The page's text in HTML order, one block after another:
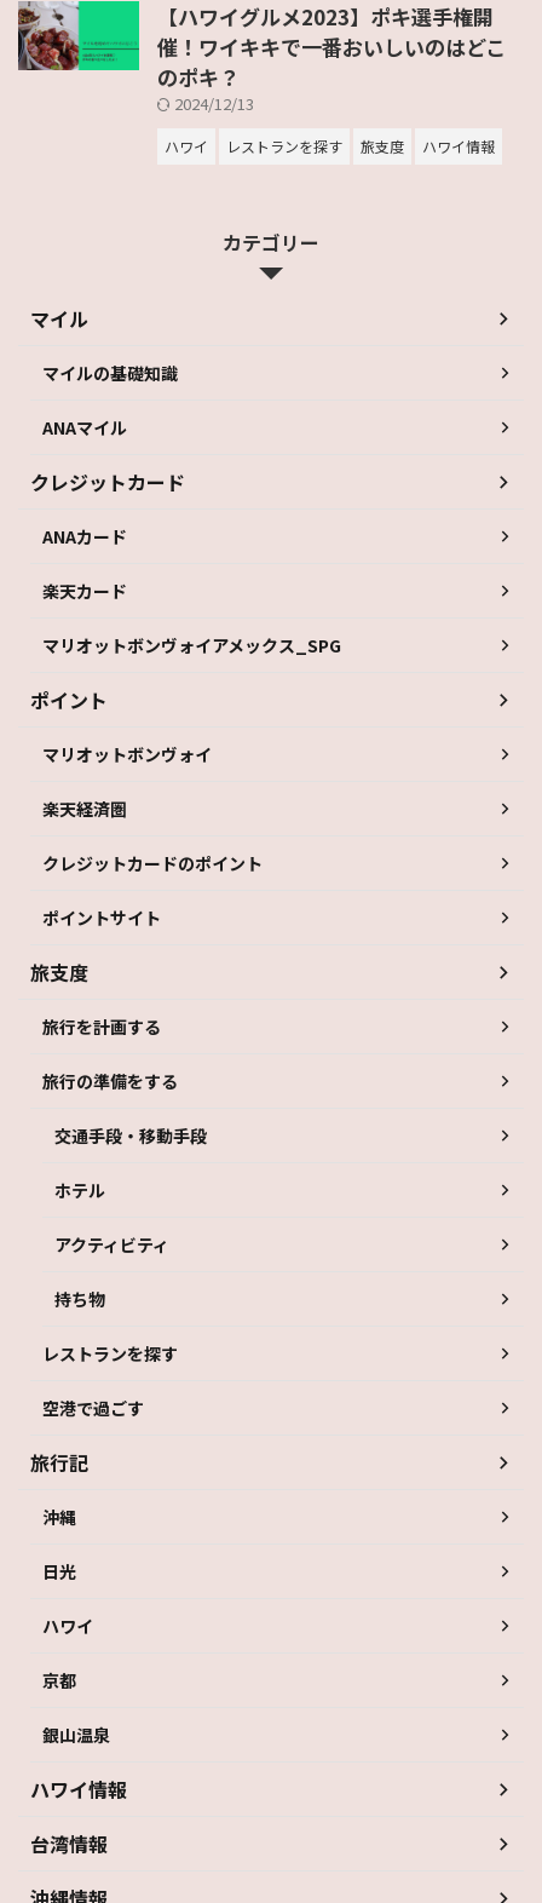
【ハワイグルメ2023】ポキ選手権開
催！ワイキキで一番おいしいのはどこ
のポキ？
2024/12/13
ハワイ レストランを探す 旅支度 ハワイ情報
カテゴリー
マイル
マイルの基礎知識
ANAマイル
クレジットカード
ANAカード
楽天カード
マリオットボンヴォイアメックス_SPG
ポイント
マリオットボンヴォイ
楽天経済圏
クレジットカードのポイント
ポイントサイト
旅支度
旅行を計画する
旅行の準備をする
交通手段・移動手段
ホテル
アクティビティ
持ち物
レストランを探す
空港で過ごす
旅行記
沖縄
日光
ハワイ
京都
銀山温泉
ハワイ情報
台湾情報